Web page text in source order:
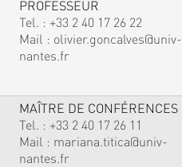
PROFESSEUR
Tel. : +33 2 40 17 26 22
Mail : olivier.goncalves@univ-
nantes.fr
MAÎTRE DE CONFÉRENCES
Tel. : +33 2 40 17 26 11
Mail : mariana.titica@univ-
nantes.fr